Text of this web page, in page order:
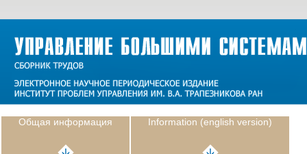
Общая информация Information (english version)